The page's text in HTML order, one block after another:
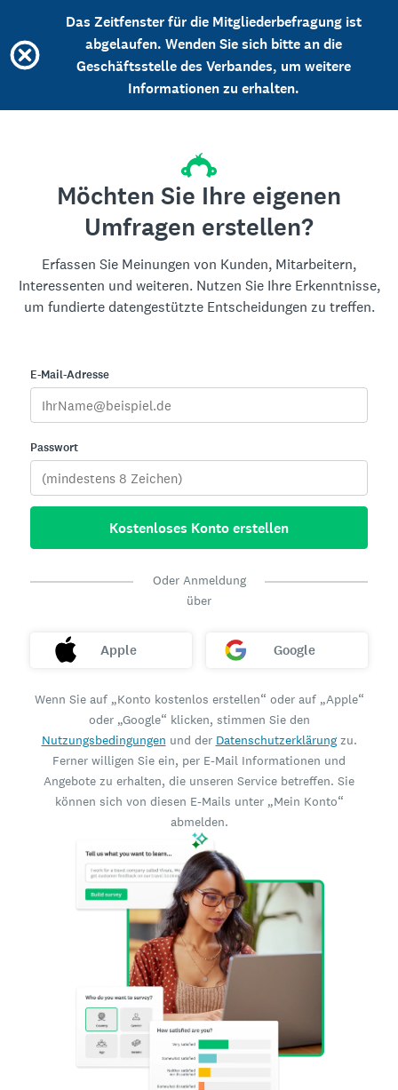
Das Zeitfenster für die Mitgliederbefragung ist
abgelaufen. Wenden Sie sich bitte an die
Geschäftsstelle des Verbandes, um weitere
Informationen zu erhalten.
Möchten Sie Ihre eigenen
Umfragen erstellen?
Erfassen Sie Meinungen von Kunden, Mitarbeitern,
Interessenten und weiteren. Nutzen Sie Ihre Erkenntnisse,
um fundierte datengestützte Entscheidungen zu treffen.
E-Mail-Adresse
Passwort
Kostenloses Konto erstellen
Oder Anmeldung
über
Apple Google
Wenn Sie auf „Konto kostenlos erstellen“ oder auf „Apple“
oder „Google“ klicken, stimmen Sie den
Nutzungsbedingungen und der Datenschutzerklärungzu.
Ferner willigen Sie ein, per E-Mail Informationen und
Angebote zu erhalten, die unseren Service betreffen. Sie
können sich von diesen E-Mails unter „Mein Konto“
abmelden.